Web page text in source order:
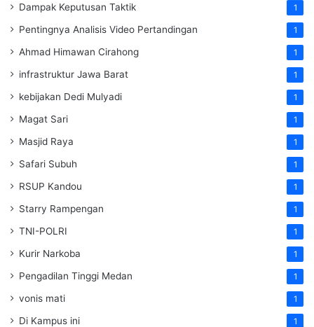
Dampak Keputusan Taktik 1
Pentingnya Analisis Video Pertandingan 1
Ahmad Himawan Cirahong 1
infrastruktur Jawa Barat 1
kebijakan Dedi Mulyadi 1
Magat Sari 1
Masjid Raya 1
Safari Subuh 1
RSUP Kandou 1
Starry Rampengan 1
TNI-POLRI 1
Kurir Narkoba 1
Pengadilan Tinggi Medan 1
vonis mati 1
Di Kampus ini 1